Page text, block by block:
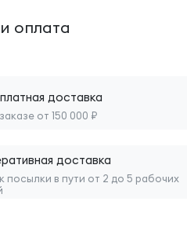
оплата
доставка
от 150 000 ₽
доставка
посылки в пути от 2 до 5 рабочих